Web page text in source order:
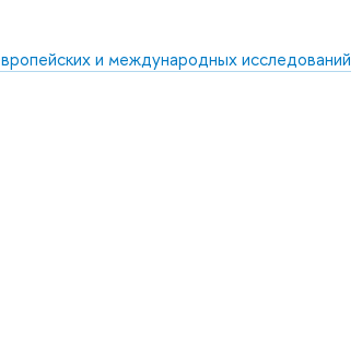
и международных исследований